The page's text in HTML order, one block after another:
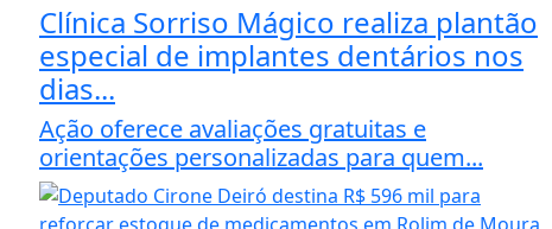
Clínica Sorriso Mágico realiza plantão
especial de implantes dentários nos
dias...
Ação oferece avaliações gratuitas e
orientações personalizadas para quem...